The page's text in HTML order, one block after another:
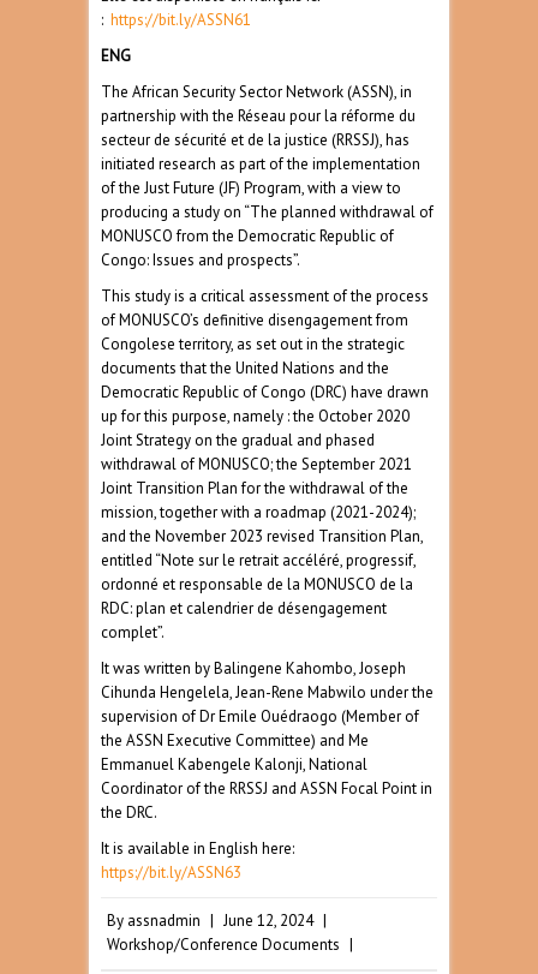
: https://bit.ly/ASSN61
ENG
The African Security Sector Network (ASSN), in
partnership with the Réseau pour la réforme du
secteur de sécurité et de la justice (RRSSJ), has
initiated research as part of the implementation
of the Just Future (JF) Program, with a view to
producing a study on “The planned withdrawal of
MONUSCO from the Democratic Republic of
Congo: Issues and prospects”.
This study is a critical assessment of the process
of MONUSCO’s definitive disengagement from
Congolese territory, as set out in the strategic
documents that the United Nations and the
Democratic Republic of Congo (DRC) have drawn
up for this purpose, namely : the October 2020
Joint Strategy on the gradual and phased
withdrawal of MONUSCO; the September 2021
Joint Transition Plan for the withdrawal of the
mission, together with a roadmap (2021-2024);
and the November 2023 revised Transition Plan,
entitled “Note sur le retrait accéléré, progressif,
ordonné et responsable de la MONUSCO de la
RDC: plan et calendrier de désengagement
complet”.
It was written by Balingene Kahombo, Joseph
Cihunda Hengelela, Jean-Rene Mabwilo under the
supervision of Dr Emile Ouédraogo (Member of
the ASSN Executive Committee) and Me
Emmanuel Kabengele Kalonji, National
Coordinator of the RRSSJ and ASSN Focal Point in
the DRC.
It is available in English here:
https://bit.ly/ASSN63
By assnadmin | June 12, 2024 |
Workshop/Conference Documents |